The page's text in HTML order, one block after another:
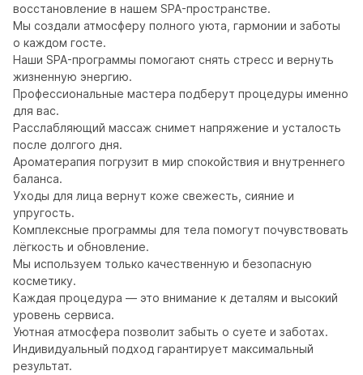
восстановление в нашем SPA-пространстве.
Мы создали атмосферу полного уюта, гармонии и заботы
о каждом госте.
Наши SPA-программы помогают снять стресс и вернуть
жизненную энергию.
Профессиональные мастера подберут процедуры именно
для вас.
Расслабляющий массаж снимет напряжение и усталость
после долгого дня.
Ароматерапия погрузит в мир спокойствия и внутреннего
баланса.
Уходы для лица вернут коже свежесть, сияние и
упругость.
Комплексные программы для тела помогут почувствовать
лёгкость и обновление.
Мы используем только качественную и безопасную
косметику.
Каждая процедура — это внимание к деталям и высокий
уровень сервиса.
Уютная атмосфера позволит забыть о суете и заботах.
Индивидуальный подход гарантирует максимальный
результат.